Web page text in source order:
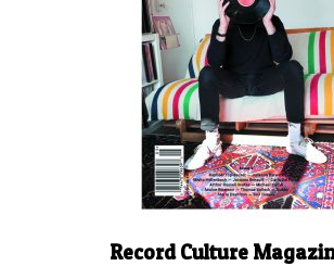
Record Culture